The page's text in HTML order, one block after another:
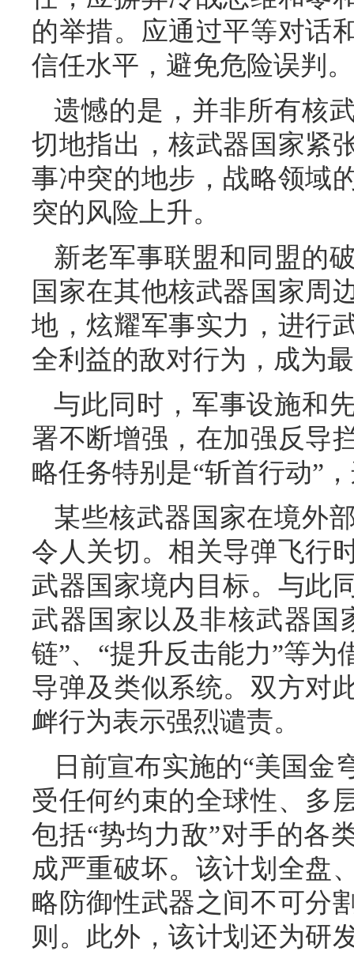
的举措。应通过平等对话
信任水平，避免危险误判。
遗憾的是，并非所有核
切地指出，核武器国家紧
事冲突的地步，战略领域
突的风险上升。
新老军事联盟和同盟的
国家在其他核武器国家周
地，炫耀军事实力，进行
全利益的敌对行为，成为
与此同时，军事设施和
署不断增强，在加强反导
略任务特别是“斩首行动”
某些核武器国家在境外
令人关切。相关导弹飞行
武器国家境内目标。与此
武器国家以及非核武器国
链”、“提升反击能力”等
导弹及类似系统。双方对
衅行为表示强烈谴责。
日前宣布实施的“美国金
受任何约束的全球性、多
包括“势均力敌”对手的各
成严重破坏。该计划全盘
略防御性武器之间不可分
则。此外，该计划还为研